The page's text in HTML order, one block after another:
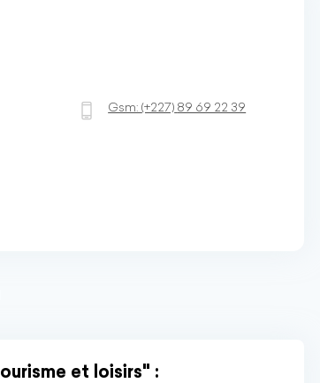
Gsm:(+227) 89 69 22 39
et loisirs" :